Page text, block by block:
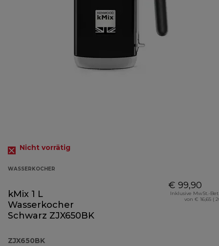
Nicht vorrätig
WASSERKOCHER
kMix 1 L
Wasserkocher
Schwarz ZJX650BK
ZJX650BK
€ 99,90
Inklusive MwSt.-
von € 16,65 (